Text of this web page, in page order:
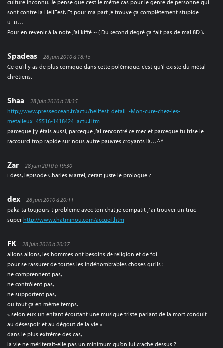
culture inconnu. Je pense que c’est le même cas pour le genre de personne qui
sont contre la HellFest. Et pour ma part je trouve ça complètement stupide
u_u…
Pour en revenir à la note j’ai kiffé ~ ( Du second degré ça fait pas de mal 8D ).
Spadeas
28 juin 2010 à 18:15
Ce qu’il y as de plus comique dans cette polémique, c’est qu’il existe du métal
chrétiens.
Shaa
28 juin 2010 à 18:35
http://www.presseocean.fr/actu/hellfest_detail_-Mon-cure-chez-les-
metalleux_45516-1418424_actu.Htm
parceque j’y étais aussi, parceque j’ai rencontré ce mec et parceque tu frise le
raccourci trop rapide sur nous autre pauvres croyants là…^^
Zar
28 juin 2010 à 19:30
Edess, l’épisode Charles Martel, c’était juste le prologue ?
dex
28 juin 2010 à 20:11
paka ta toujours t probleme avec ton chat je compatit j’ ai trouver un truc
super http://www.chatminou.com/accueil.htm
FK
28 juin 2010 à 20:37
allons allons, les hommes ont besoins de religion et de foi
pour se rassurer de toutes les indénombrables choses qu’ils :
ne comprennent pas,
ne contrôlent pas,
ne supportent pas,
ou tout ça en même temps.
« selon eux un enfant écoutant une musique triste parlant de la mort conduit
au désespoir et au dégout de la vie »
dans le plus extrême des cas,
la vie ne mériterait-elle pas un minimum qu’on lui crache dessus ?